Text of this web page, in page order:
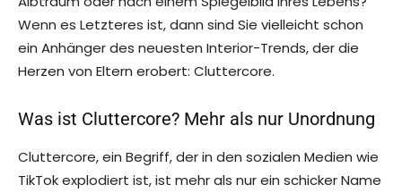
Wenn es Letzteres ist, dann sind Sie vielleicht schon
ein Anhänger des neuesten Interior-Trends, der die
Herzen von Eltern erobert: Cluttercore.
Was ist Cluttercore? Mehr als nur Unordnung
Cluttercore, ein Begriff, der in den sozialen Medien wie
TikTok explodiert ist, ist mehr als nur ein schicker Name